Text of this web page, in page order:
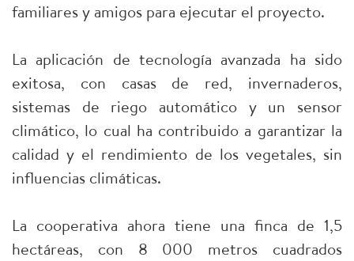
familiares y amigos para ejecutar el proyecto.
La aplicación de tecnología avanzada ha sido
exitosa, con casas de red, invernaderos,
sistemas de riego automático y un sensor
climático, lo cual ha contribuido a garantizar la
calidad y el rendimiento de los vegetales, sin
influencias climáticas.
La cooperativa ahora tiene una finca de 1,5
hectáreas, con 8 000 metros cuadrados